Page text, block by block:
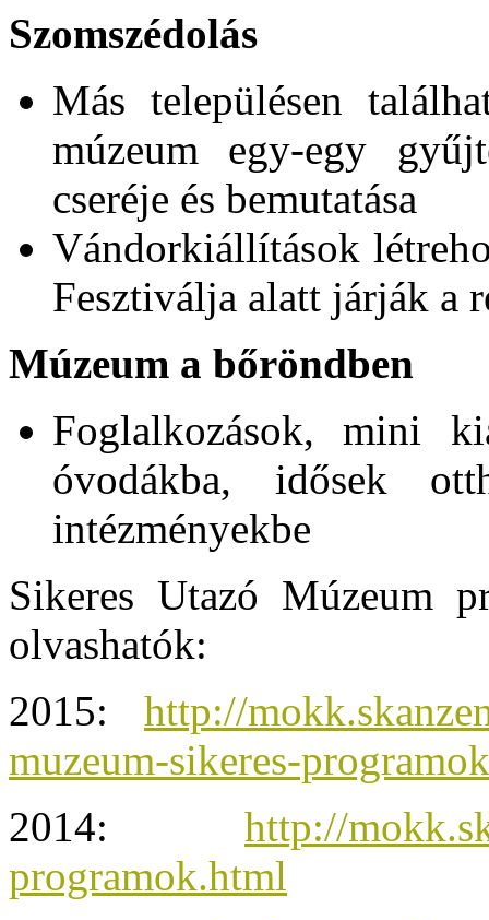
Szomszédolás
Más településen
múzeum egy-egy
cseréje és bemutatása
Vándorkiállítások
Fesztiválja alatt járják a
Múzeum a bőröndben
Foglalkozások, mini
óvodákba, idősek
intézményekbe
Sikeres Utazó Múzeum
olvashatók:
2015: http://
muzeum-sikeres-
2014: http://
programok.html